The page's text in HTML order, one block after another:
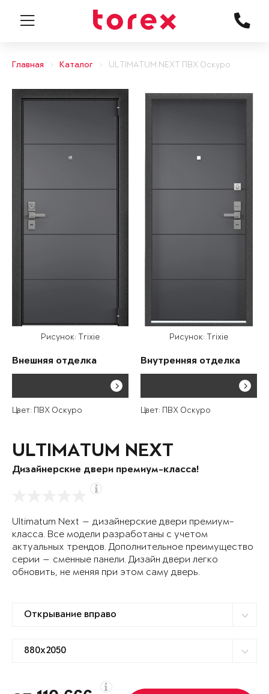
Главная Каталог ULTIMATUM NEXT ПВХ Оскуро
Рисунок: Trixie
Внешняя отделка
Цвет: ПВХ Оскуро
Рисунок: Trixie
Внутренняя отделка
Цвет: ПВХ Оскуро
ULTIMATUM NEXT
Дизайнерские двери премиум-класса!
Ultimatum Next — дизайнерские двери премиум-
класса. Все модели разработаны с учетом
актуальных трендов. Дополнительное преимущество
серии — сменные панели. Дизайн двери легко
обновить, не меняя при этом саму дверь.